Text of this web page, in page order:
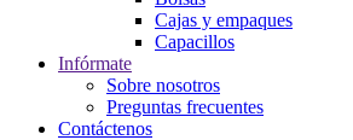
Cajas y empaques
Capacillos
Infórmate
Sobre nosotros
Preguntas frecuentes
Contáctenos